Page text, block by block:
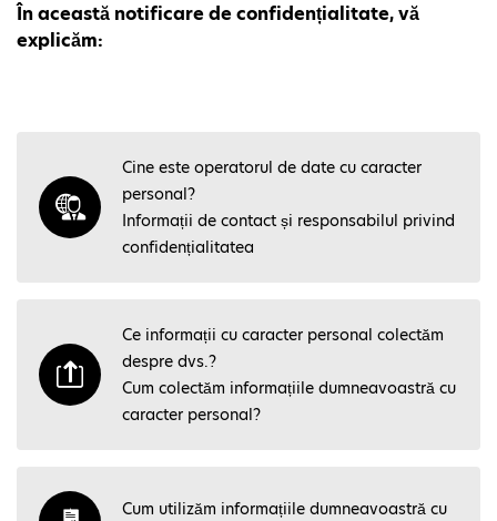
În această notificare de confidențialitate, vă
explicăm:
Cine este operatorul de date cu caracter
personal?
Informații de contact și responsabilul privind
confidențialitatea
Ce informații cu caracter personal colectăm
despre dvs.?
Cum colectăm informațiile dumneavoastră cu
caracter personal?
Cum utilizăm informațiile dumneavoastră cu